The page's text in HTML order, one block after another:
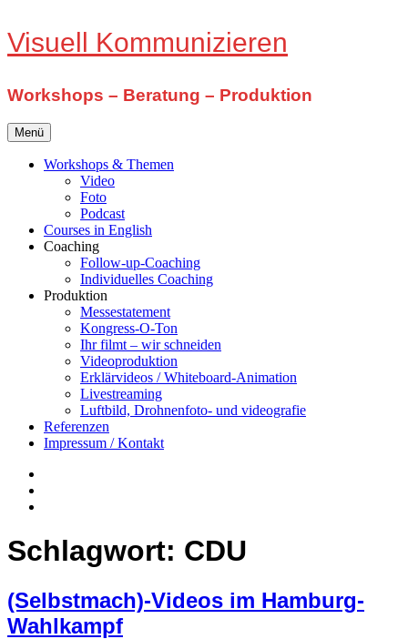
Zum
Inhalt
Visuell Kommunizieren
Workshops – Beratung – Produktion
Menü
Workshops & Themen
Video
Foto
Podcast
Courses in English
Coaching
Follow-up-Coaching
Individuelles Coaching
Produktion
Messestatement
Kongress-O-Ton
Ihr filmt – wir schneiden
Videoproduktion
Erklärvideos / Whiteboard-Animation
Livestreaming
Luftbild, Drohnenfoto- und videografie
Referenzen
Impressum / Kontakt
Schlagwort: CDU
(Selbstmach)-Videos im Hamburg-
Wahlkampf